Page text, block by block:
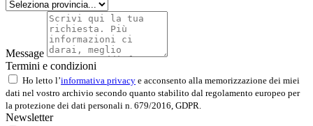
Message
Termini e condizioni
Ho letto l’informativa privacy e acconsento alla memorizzazione dei miei
dati nel vostro archivio secondo quanto stabilito dal regolamento europeo per
la protezione dei dati personali n. 679/2016, GDPR.
Newsletter